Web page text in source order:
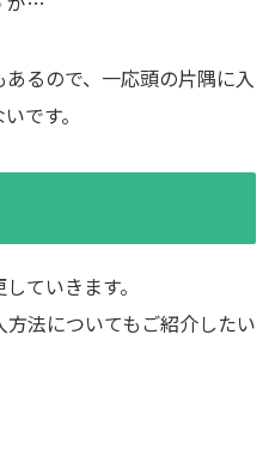
るので、一応頭の片隅に入
です。
ていきます。
法についてもご紹介したい